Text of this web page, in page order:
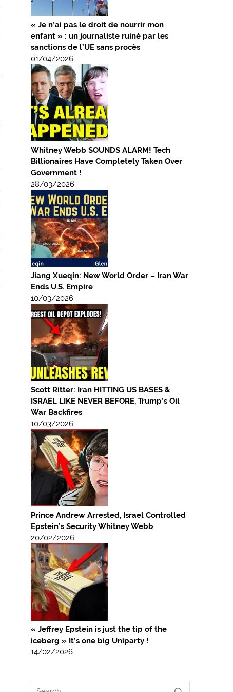
« Je n’ai pas le droit de nourrir mon
enfant » : un journaliste ruiné par les
sanctions de l’UE sans procès
01/04/2026
Whitney Webb SOUNDS ALARM! Tech
Billionaires Have Completely Taken Over
Government !
28/03/2026
Jiang Xueqin: New World Order – Iran War
Ends U.S. Empire
10/03/2026
Scott Ritter: Iran HITTING US BASES &
ISRAEL LIKE NEVER BEFORE, Trump’s Oil
War Backfires
10/03/2026
Prince Andrew Arrested, Israel Controlled
Epstein’s Security Whitney Webb
20/02/2026
« Jeffrey Epstein is just the tip of the
iceberg » It’s one big Uniparty !
14/02/2026